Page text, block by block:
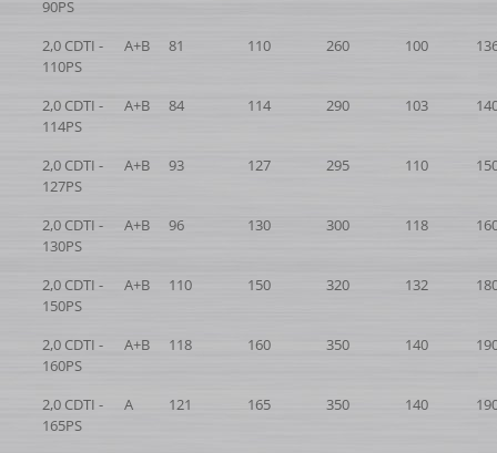
90PS
2,0 CDTI -
110PS
A+B 81 110 260 100
2,0 CDTI -
114PS
A+B 84 114 290 103
2,0 CDTI -
127PS
A+B 93 127 295 110
2,0 CDTI -
130PS
A+B 96 130 300 118
2,0 CDTI -
150PS
A+B 110 150 320 132
2,0 CDTI -
160PS
A+B 118 160 350 140
2,0 CDTI -
165PS
A 121 165 350 140